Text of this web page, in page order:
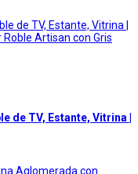
de TV, Estante, Vitrina |